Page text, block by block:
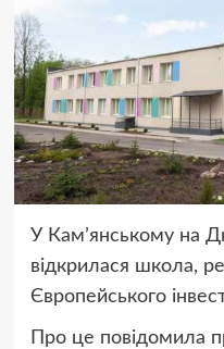
У Камʼянському на
відкрилася школа,
Європейського
Про це повідомила